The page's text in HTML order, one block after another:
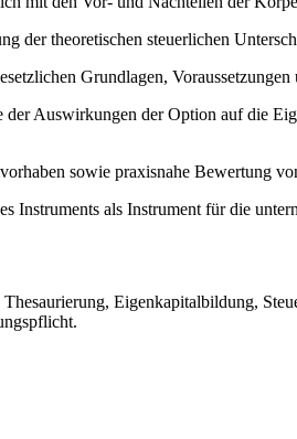
der theoretischen steuerlichen
Grundlagen,
der Auswirkungen der Option auf die
sowie praxisnahe Bewertung
Instruments als Instrument für die
Eigenkapitalbildung,